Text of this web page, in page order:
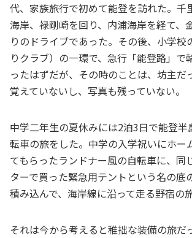
代、家族旅行で初めて能登を訪れた。千
海岸、禄剛崎を回り、内浦海岸を経て、
りのドライブであった。その後、小学校
りクラブ）の一環で、急行「能登路」で
ったはずだが、その時のことは、坊主だ
覚えていないし、写真も残っていない。
中学二年生の夏休みには2泊3日で能登半
転車の旅をした。中学の入学祝いにホー
てもらったランドナー風の自転車に、同
ターで買った緊急用テントという名の底
積み込んで、海岸線に沿って走る野宿の
それは今から考えると稚拙な装備の旅だ